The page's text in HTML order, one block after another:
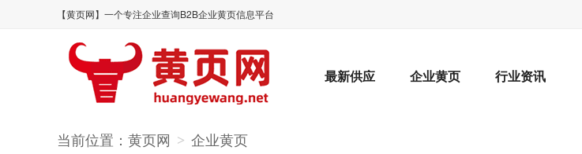
【黄页网】一个专注企业查询B2B企业黄页信息平台
最新供应 企业黄页 行业资讯
当前位置： 黄页网 > 企业黄页